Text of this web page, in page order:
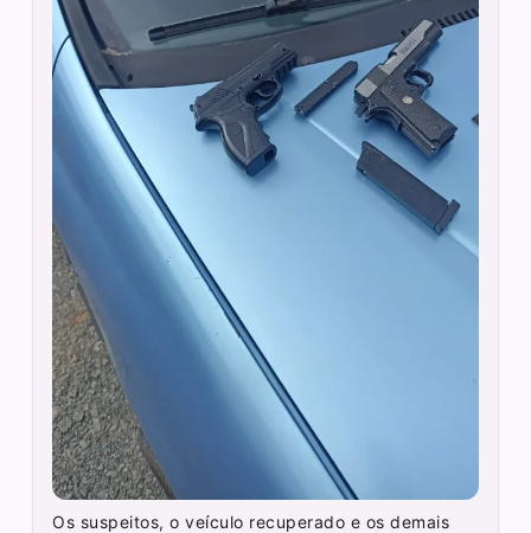
Os suspeitos, o veículo recuperado e os demais